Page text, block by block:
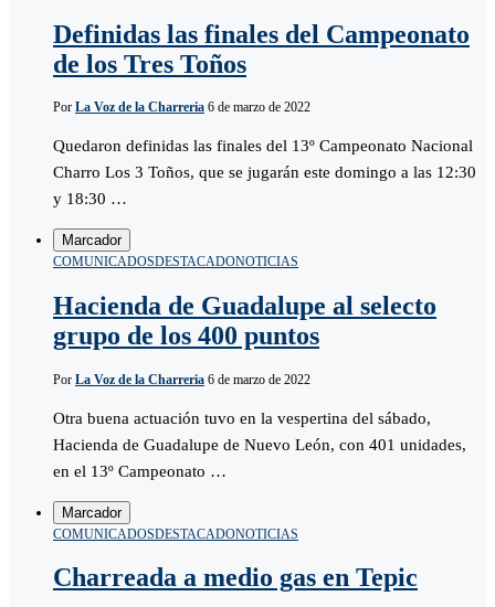
Definidas las finales del Campeonato
de los Tres Toños
Por La Voz de la Charreria 6 de marzo de 2022
Quedaron definidas las finales del 13º Campeonato Nacional
Charro Los 3 Toños, que se jugarán este domingo a las 12:30
y 18:30 …
Marcador
COMUNICADOSDESTACADONOTICIAS
Hacienda de Guadalupe al selecto
grupo de los 400 puntos
Por La Voz de la Charreria 6 de marzo de 2022
Otra buena actuación tuvo en la vespertina del sábado,
Hacienda de Guadalupe de Nuevo León, con 401 unidades,
en el 13º Campeonato …
Marcador
COMUNICADOSDESTACADONOTICIAS
Charreada a medio gas en Tepic